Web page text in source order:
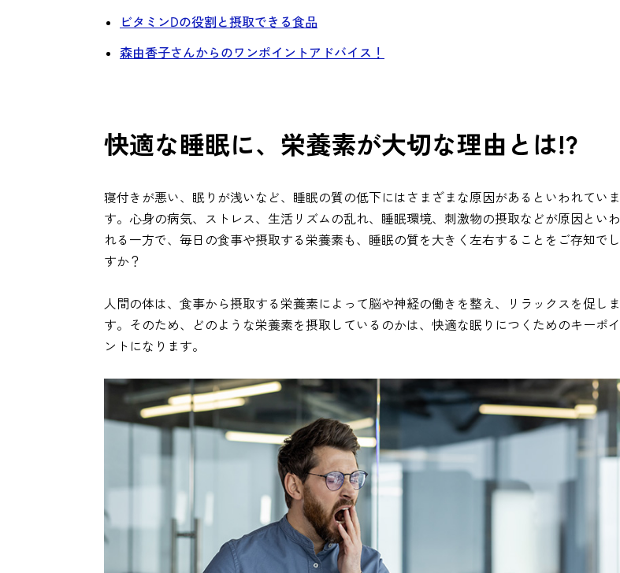
ビタミンDの役割と摂取できる食品
森由香子さんからのワンポイントアドバイス！
快適な睡眠に、栄養素が大切な理由とは!?
寝付きが悪い、眠りが浅いなど、睡眠の質の低下にはさまざまな原因があるといわれていま
す。心身の病気、ストレス、生活リズムの乱れ、睡眠環境、刺激物の摂取などが原因といわ
れる一方で、毎日の食事や摂取する栄養素も、睡眠の質を大きく左右することをご存知でし
すか？
人間の体は、食事から摂取する栄養素によって脳や神経の働きを整え、リラックスを促しま
す。そのため、どのような栄養素を摂取しているのかは、快適な眠りにつくためのキーポイ
ントになります。